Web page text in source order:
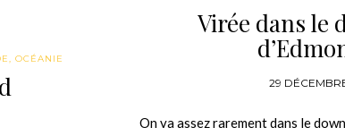
, OCÉANIE
Virée dans le
29
On va assez rarement dans le